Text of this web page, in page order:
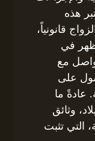
هذه
قانونياً،
في
مع
على
عادةً ما
وثائق
التي تثبت